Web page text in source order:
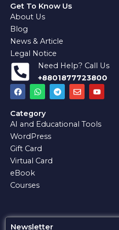
Get To Know Us
About Us
Blog
News & Article
Legal Notice
Need Help? Call Us
+8801877723800
F
a
c
e
b
o
o
k
W
h
a
t
s
a
p
p
T
e
l
r
E
n
v
o
Y
o
u
b
Category
AI and Educational Tools
WordPress
Gift Card
Virtual Card
eBook
Courses
Newsletter